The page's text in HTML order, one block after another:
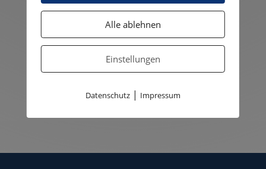
Mit dem Remote Service lösen wir Probleme
auf Ihrem System ohne Vor-Ort zu sein, dies
spart Zeit und Kosten. Außerdem sind
schnelle Reaktionszeiten ohne Vorlaufzeit
Alle ablehnen
Einstellungen
Datenschutz| Impressum